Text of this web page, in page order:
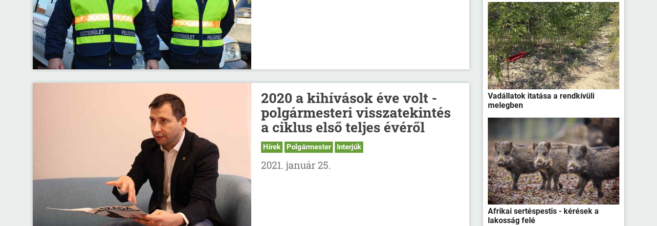
2020 a kihívások éve volt -
polgármesteri visszatekintés
a ciklus első teljes évéről
Hírek Polgármester Interjúk
2021. január 25.
Vadállatok itatása a rendkívüli
melegben
Afrikai sertéspestis - kérések a
lakosság felé